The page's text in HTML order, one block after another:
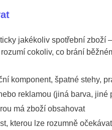
jakékoliv spotřební
cokoliv, co brání
komponent, špatné stehy,
reklamou (jiná barva, jiné
má zboží obsahovat
kterou lze rozumně očekávat